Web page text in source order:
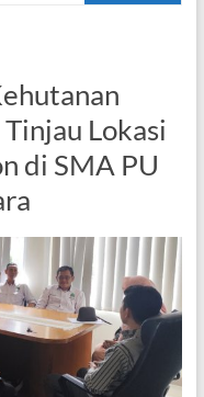
Lokasi
di SMA PU